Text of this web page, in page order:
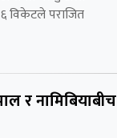
विकेटले पराजित
र नामिबियाबीच